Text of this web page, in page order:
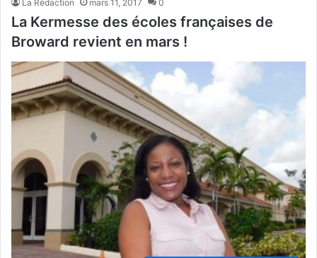
La Rédaction mars 11, 2017 0
La Kermesse des écoles françaises de
Broward revient en mars !